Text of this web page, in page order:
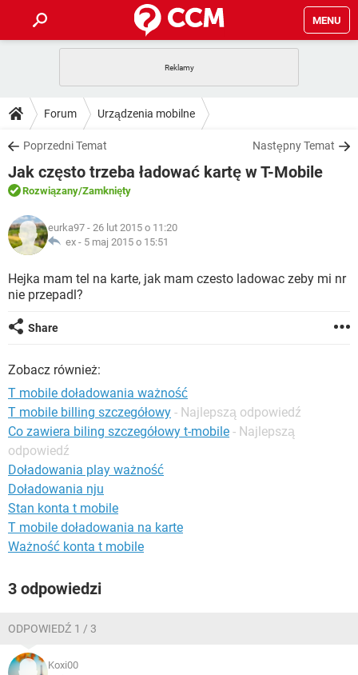
MENU
GRY WHATSAPP
SPOTIFY
INSTAGRAM FACEBOOK
WINDOWS 10
PORADY
PlayStation TIKTOK
SPOTIFY
INSTAGRAM
WINDOWS 10
DO POBRANIA
ANDROID TIKTOK
GRY
IOS
INSTAGRAM
WINDOWS 10
FORUM
COVID-19
GRY
INSTAGRAM
WINDOWS 10
ARTYKUŁY
COVID-19
GRY WHATSAPP
INSTAGRAM
WINDOWS 10
Forum Urządzenia mobilne
Poprzedni Temat Następny Temat
Jak często trzeba ładować kartę w T-Mobile
Rozwiązany/Zamknięty
eurka97 - 26 lut 2015 o 11:20
ex - 5 maj 2015 o 15:51
Hejka mam tel na karte, jak mam czesto ladowac zeby mi nr
nie przepadl?
Share
Zobacz również:
T mobile doładowania ważność
T mobile billing szczegółowy - Najlepszą odpowiedź
Co zawiera biling szczegółowy t-mobile - Najlepszą
odpowiedź
Doładowania play ważność
Doładowania nju
Stan konta t mobile
T mobile doładowania na karte
Ważność konta t mobile
3 odpowiedzi
ODPOWIEDŹ 1 / 3
Koxi00